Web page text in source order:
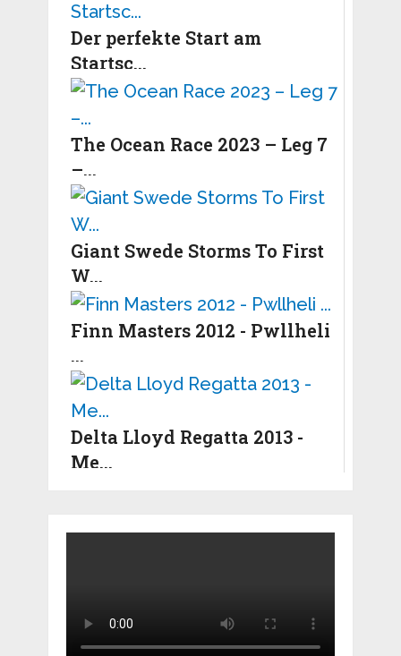
Der perfekte Start am
Startsc...
The Ocean Race 2023 – Leg 7
–...
Giant Swede Storms To First
W...
Finn Masters 2012 - Pwllheli
...
Delta Lloyd Regatta 2013 -
Me...